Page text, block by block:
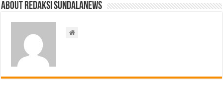
About Redaksi Sundalanews